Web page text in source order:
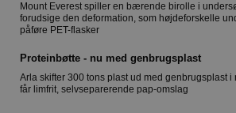
Mount Everest spiller en bærende birolle i
forudsige den deformation, som højdeforskelle
påføre PET-flasker
Proteinbøtte - nu med genbrugsplast
Arla skifter 300 tons plast ud med genbrugsplast i
får limfrit, selvseparerende pap-omslag